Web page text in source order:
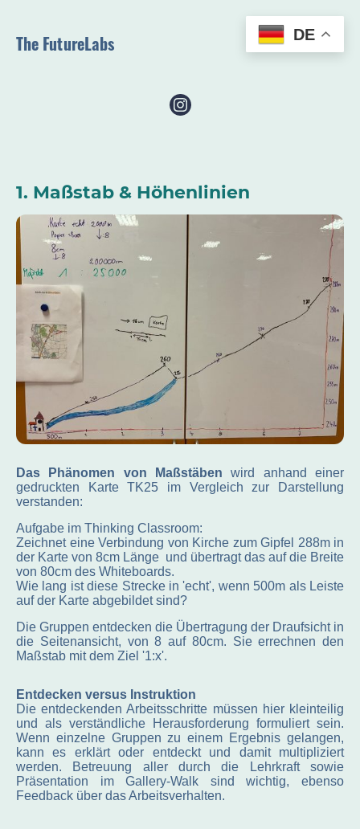
The FutureLabs
1. Maßstab & Höhenlinien
Das Phänomen von Maßstäben wird anhand einer
gedruckten Karte TK25 im Vergleich zur Darstellung
verstanden:
Aufgabe im Thinking Classroom:
Zeichnet eine Verbindung von Kirche zum Gipfel 288m in
der Karte von 8cm Länge und übertragt das auf die Breite
von 80cm des Whiteboards.
Wie lang ist diese Strecke in 'echt', wenn 500m als Leiste
auf der Karte abgebildet sind?
Die Gruppen entdecken die Übertragung der Draufsicht in
die Seitenansicht, von 8 auf 80cm. Sie errechnen den
Maßstab mit dem Ziel '1:x'.
Entdecken versus Instruktion
Die entdeckenden Arbeitsschritte müssen hier kleinteilig
und als verständliche Herausforderung formuliert sein.
Wenn einzelne Gruppen zu einem Ergebnis gelangen,
kann es erklärt oder entdeckt und damit multipliziert
werden. Betreuung aller durch die Lehrkraft sowie
Präsentation im Gallery-Walk sind wichtig, ebenso
Feedback über das Arbeitsverhalten.
DE